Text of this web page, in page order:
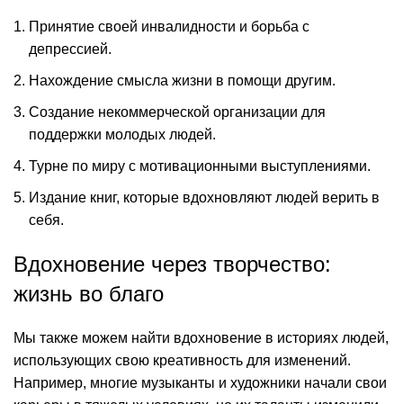
Принятие своей инвалидности и борьба с
депрессией.
Нахождение смысла жизни в помощи другим.
Создание некоммерческой организации для
поддержки молодых людей.
Турне по миру с мотивационными выступлениями.
Издание книг, которые вдохновляют людей верить в
себя.
Вдохновение через творчество:
жизнь во благо
Мы также можем найти вдохновение в историях людей,
использующих свою креативность для изменений.
Например, многие музыканты и художники начали свои